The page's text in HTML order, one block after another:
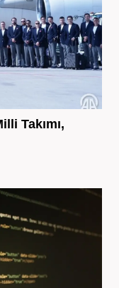
Takımı,